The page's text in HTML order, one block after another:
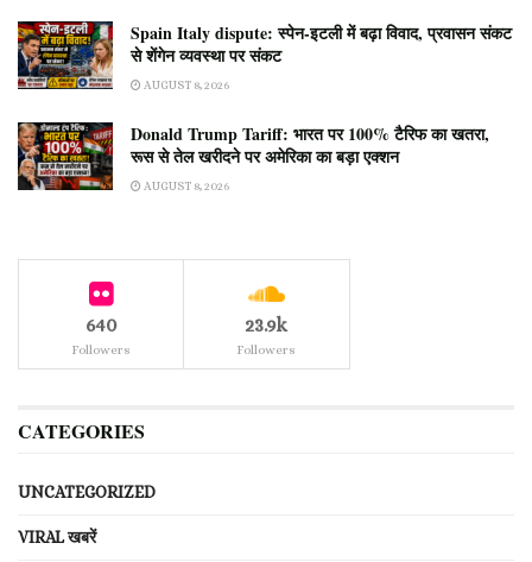
Spain Italy dispute: स्पेन-इटली में बढ़ा विवाद, प्रवासन संकट
से शेंगेन व्यवस्था पर संकट
AUGUST 8, 2026
Donald Trump Tariff: भारत पर 100% टैरिफ का खतरा,
रूस से तेल खरीदने पर अमेरिका का बड़ा एक्शन
AUGUST 8, 2026
640
Followers
23.9k
Followers
CATEGORIES
UNCATEGORIZED
VIRAL खबरें